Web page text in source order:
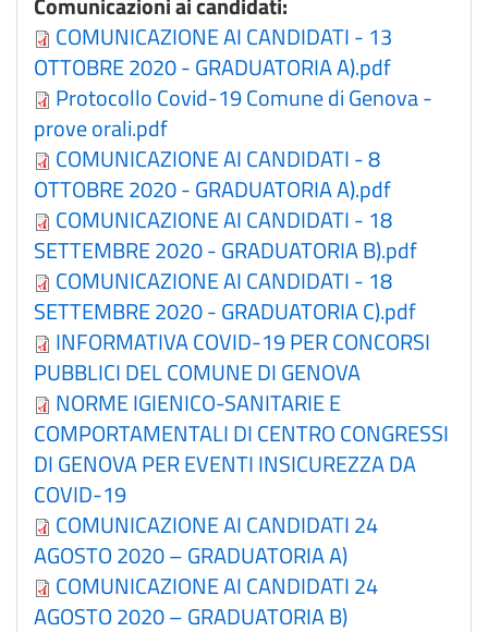
COMUNICAZIONE AI CANDIDATI - 13
OTTOBRE 2020 - GRADUATORIA A).pdf
Protocollo Covid-19 Comune di Genova -
prove orali.pdf
COMUNICAZIONE AI CANDIDATI - 8
OTTOBRE 2020 - GRADUATORIA A).pdf
COMUNICAZIONE AI CANDIDATI - 18
SETTEMBRE 2020 - GRADUATORIA B).pdf
COMUNICAZIONE AI CANDIDATI - 18
SETTEMBRE 2020 - GRADUATORIA C).pdf
INFORMATIVA COVID-19 PER CONCORSI
PUBBLICI DEL COMUNE DI GENOVA
NORME IGIENICO-SANITARIE E
COMPORTAMENTALI DI CENTRO CONGRESSI
DI GENOVA PER EVENTI INSICUREZZA DA
COVID-19
COMUNICAZIONE AI CANDIDATI 24
AGOSTO 2020 – GRADUATORIA A)
COMUNICAZIONE AI CANDIDATI 24
AGOSTO 2020 – GRADUATORIA B)